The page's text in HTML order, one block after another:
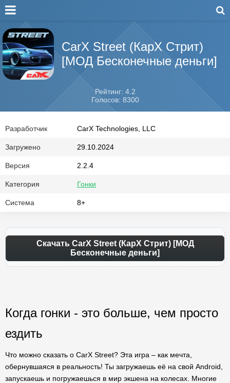
CarX Street (КарХ Стрит)
[МОД Бесконечные деньги]
Рейтинг: 4.2
Голосов: 8300
Разработчик CarX Technologies, LLC
Загружено 29.10.2024
Версия 2.2.4
Категория Гонки
Система 8+
Скачать CarX Street (КарХ Стрит) [МОД
Бесконечные деньги]
Когда гонки - это больше, чем просто
ездить
Что можно сказать о CarX Street? Эта игра – как мечта,
обернувшаяся в реальность! Ты загружаешь её на свой Android,
запускаешь и погружаешься в мир экшена на колесах. Многие